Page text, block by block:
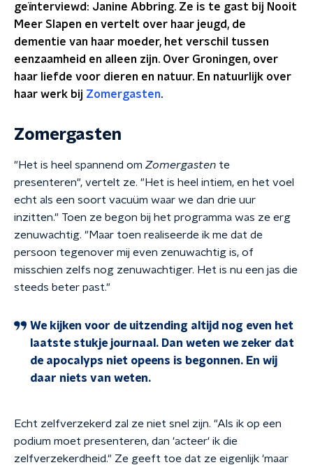
geïnterviewd: Janine Abbring. Ze is te gast bij Nooit
Meer Slapen en vertelt over haar jeugd, de
dementie van haar moeder, het verschil tussen
eenzaamheid en alleen zijn. Over Groningen, over
haar liefde voor dieren en natuur. En natuurlijk over
haar werk bij Zomergasten.
Zomergasten
"Het is heel spannend om Zomergasten te
presenteren", vertelt ze. "Het is heel intiem, en het voel
echt als een soort vacuüm waar we dan drie uur
inzitten." Toen ze begon bij het programma was ze erg
zenuwachtig. "Maar toen realiseerde ik me dat de
persoon tegenover mij even zenuwachtig is, of
misschien zelfs nog zenuwachtiger. Het is nu een jas die
steeds beter past."
We kijken voor de uitzending altijd nog even het
laatste stukje journaal. Dan weten we zeker dat
de apocalyps niet opeens is begonnen. En wij
daar niets van weten.
Echt zelfverzekerd zal ze niet snel zijn. "Als ik op een
podium moet presenteren, dan 'acteer' ik die
zelfverzekerdheid." Ze geeft toe dat ze eigenlijk 'maar